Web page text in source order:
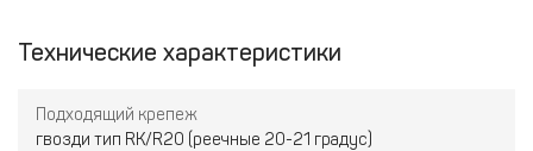
(контактный)
на 360°, что позволяет оператору выбрать направление
выброса отработанного воздуха
Технические характеристики
Подходящий крепеж
гвозди тип RK/R20 (реечные 20-21 градус)